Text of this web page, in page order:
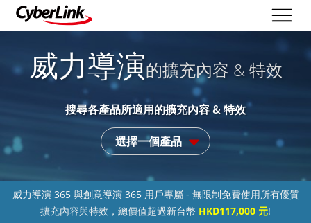
威力導演的擴充內容 & 特效
搜尋各產品所適用的擴充內容 & 特效
選擇一個產品
威力導演 365與創意導演 365用戶專屬 - 無限制免費使用所有優質
擴充內容與特效，總價值超過新台幣 HKD117,000 元!